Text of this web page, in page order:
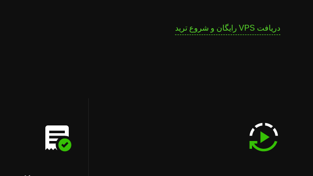
دریافت VPS رایگان و شروع ترید